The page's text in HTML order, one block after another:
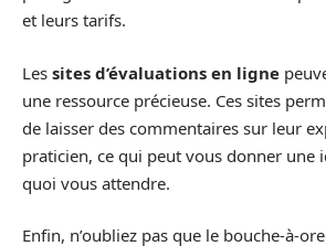
et leurs tarifs.
Les sites d’évaluations en ligne
une ressource précieuse. Ces sites
de laisser des commentaires sur leur
praticien, ce qui peut vous donner une
quoi vous attendre.
Enfin, n’oubliez pas que le bouche-à-